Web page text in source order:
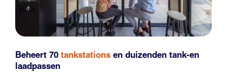
Beheert 70 tankstations en duizenden tank-en
laadpassen